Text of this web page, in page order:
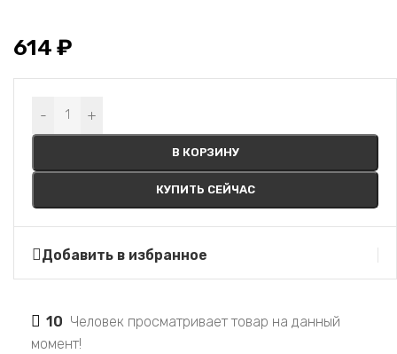
614 ₽
- +
В КОРЗИНУ
КУПИТЬ СЕЙЧАС
Alternative:
Добавить в избранное
10 Человек просматривает товар на данный
момент!